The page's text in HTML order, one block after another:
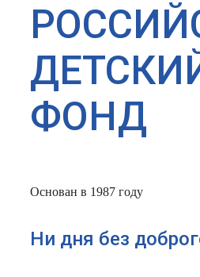
ФОНД
Основан в 1987 году
Ни дня без